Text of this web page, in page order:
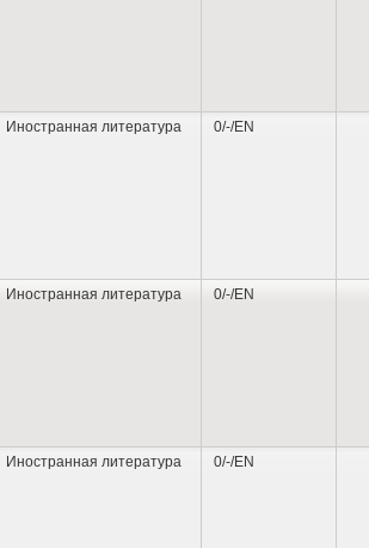
Иностранная литература 0/-/EN
Иностранная литература 0/-/EN
Иностранная литература 0/-/EN